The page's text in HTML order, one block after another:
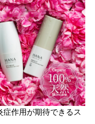
症作用が期待できるス